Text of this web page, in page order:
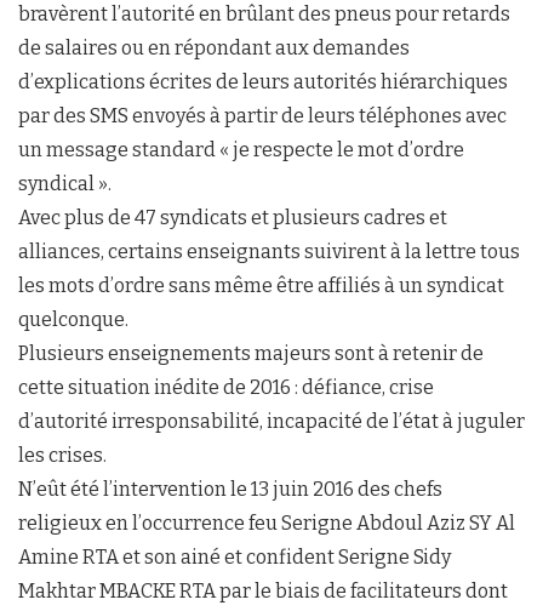
bravèrent l’autorité en brûlant des pneus pour retards
de salaires ou en répondant aux demandes
d’explications écrites de leurs autorités hiérarchiques
par des SMS envoyés à partir de leurs téléphones avec
un message standard « je respecte le mot d’ordre
syndical ».
Avec plus de 47 syndicats et plusieurs cadres et
alliances, certains enseignants suivirent à la lettre tous
les mots d’ordre sans même être affiliés à un syndicat
quelconque.
Plusieurs enseignements majeurs sont à retenir de
cette situation inédite de 2016 : défiance, crise
d’autorité irresponsabilité, incapacité de l’état à juguler
les crises.
N’eût été l’intervention le 13 juin 2016 des chefs
religieux en l’occurrence feu Serigne Abdoul Aziz SY Al
Amine RTA et son ainé et confident Serigne Sidy
Makhtar MBACKE RTA par le biais de facilitateurs dont